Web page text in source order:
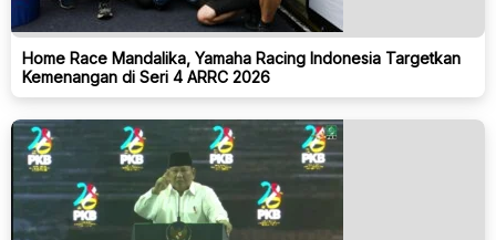
Home Race Mandalika, Yamaha Racing Indonesia Targetkan
Kemenangan di Seri 4 ARRC 2026